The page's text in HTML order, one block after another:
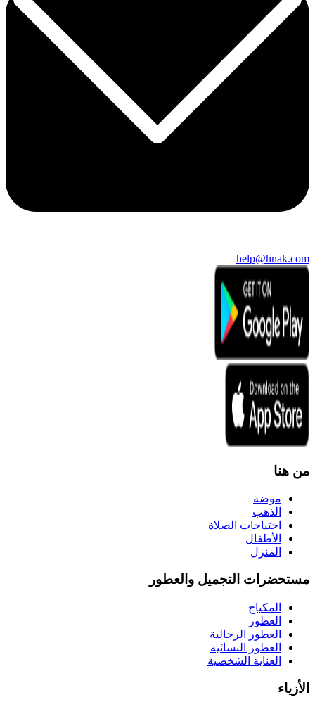
help@hnak.com
من هنا
موضة
الذهب
احتياجات الصلاة
الأطفال
المنزل
مستحضرات التجميل والعطور
المكياج
العطور
العطور الرجالية
العطور النسائية
العناية الشخصية
الأزياء